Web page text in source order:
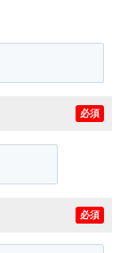
必須
必須